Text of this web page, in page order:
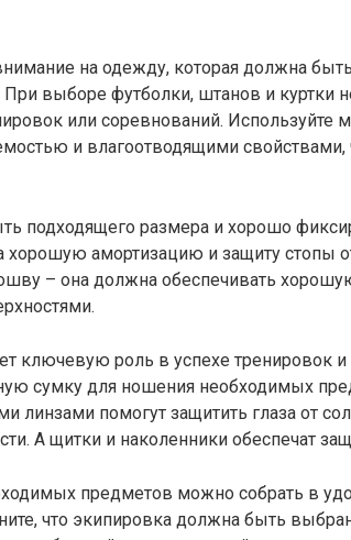
на одежду, которая должна
выборе футболки, штанов и куртки
или соревнований. Используйте
и влагоотводящими
подходящего размера и хорошо
хорошую амортизацию и защиту стопы
– она должна обеспечивать
ключевую роль в успехе тренировок и
сумку для ношения необходимых
линзами помогут защитить глаза от
А щитки и наколенники обеспечат
предметов можно собрать в
что экипировка должна быть